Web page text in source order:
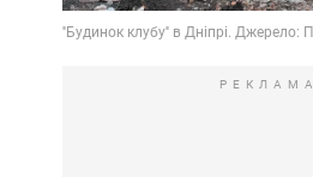
РЕКЛАМА